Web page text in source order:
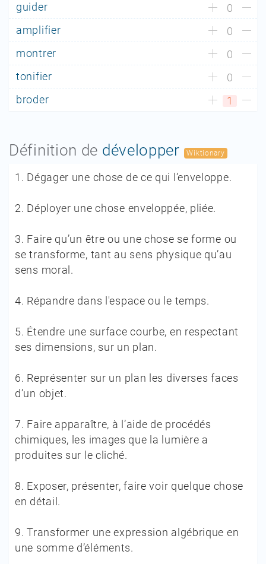
guider
0
amplifier
0
montrer
0
tonifier
0
broder
1
Définition de développer Wiktionary
1. Dégager une chose de ce qui l’enveloppe.
2. Déployer une chose enveloppée, pliée.
3. Faire qu’un être ou une chose se forme ou
se transforme, tant au sens physique qu’au
sens moral.
4. Répandre dans l'espace ou le temps.
5. Étendre une surface courbe, en respectant
ses dimensions, sur un plan.
6. Représenter sur un plan les diverses faces
d’un objet.
7. Faire apparaître, à l’aide de procédés
chimiques, les images que la lumière a
produites sur le cliché.
8. Exposer, présenter, faire voir quelque chose
en détail.
9.Transformer une expression algébrique en
une somme d’éléments.